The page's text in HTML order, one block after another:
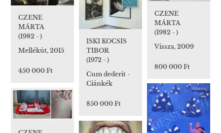
CZENE
MÁRTA
(1982 - )
Vissza, 2009
800 000 Ft
CZENE
MÁRTA
(1982 - )
Mellékút, 2015
450 000 Ft
ISKI KOCSIS
TIBOR
(1972 - )
Cum dederit -
Ciánkék
850 000 Ft